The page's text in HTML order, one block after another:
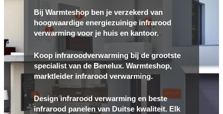
Bij Warmteshop ben je verzekerd van
hoogwaardige energiezuinige infrarood
verwarming voor je huis en kantoor.
Koop infraroodverwarming bij de grootste
specialist van de Benelux. Warmteshop,
marktleider infrarood verwarming.
Design infrarood verwarming en beste
infrarood panelen van Duitse kwaliteit. Elk